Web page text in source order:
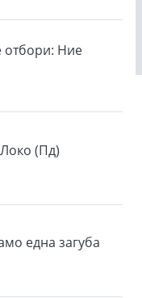
отбори: Ние
(Пд)
една загуба